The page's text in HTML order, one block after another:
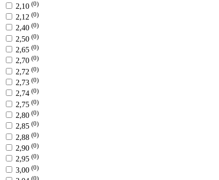
2,10 (0)
2,12 (0)
2,40 (0)
2,50 (0)
2,65 (0)
2,70 (0)
2,72 (0)
2,73 (0)
2,74 (0)
2,75 (0)
2,80 (0)
2,85 (0)
2,88 (0)
2,90 (0)
2,95 (0)
3,00 (0)
(0)